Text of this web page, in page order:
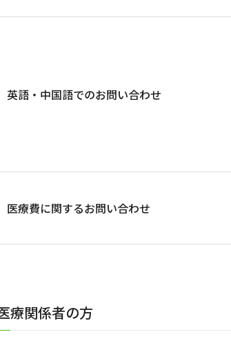
英語・中国語でのお問い合わせ
医療費に関するお問い合わせ
療関係者の方